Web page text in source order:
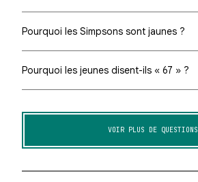
Pourquoi les Simpsons sont jaunes ?
Pourquoi les jeunes disent-ils « 67 » ?
VOIR PLUS DE QUESTIONS